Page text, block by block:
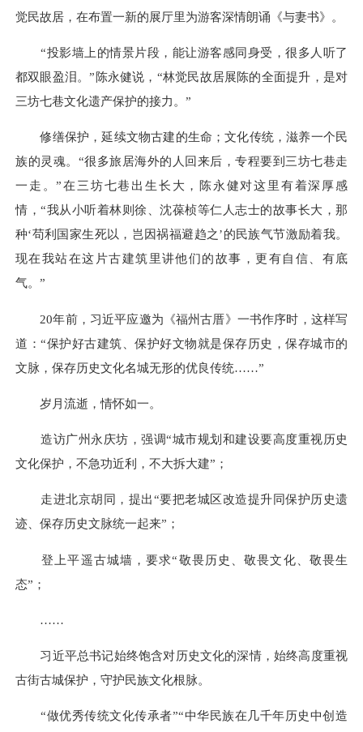
觉民故居，在布置一新的展厅里为游客深情朗诵《与妻书》。
“投影墙上的情景片段，能让游客感同身受，很多人听了
都双眼盈泪。”陈永健说，“林觉民故居展陈的全面提升，是对
三坊七巷文化遗产保护的接力。”
修缮保护，延续文物古建的生命；文化传统，滋养一个民
族的灵魂。“很多旅居海外的人回来后，专程要到三坊七巷走
一走。”在三坊七巷出生长大，陈永健对这里有着深厚感
情，“我从小听着林则徐、沈葆桢等仁人志士的故事长大，那
种‘苟利国家生死以，岂因祸福避趋之’的民族气节激励着我。
现在我站在这片古建筑里讲他们的故事，更有自信、有底
气。”
20年前，习近平应邀为《福州古厝》一书作序时，这样写
道：“保护好古建筑、保护好文物就是保存历史，保存城市的
文脉，保存历史文化名城无形的优良传统……”
岁月流逝，情怀如一。
造访广州永庆坊，强调“城市规划和建设要高度重视历史
文化保护，不急功近利，不大拆大建”；
走进北京胡同，提出“要把老城区改造提升同保护历史遗
迹、保存历史文脉统一起来”；
登上平遥古城墙，要求“敬畏历史、敬畏文化、敬畏生
态”；
……
习近平总书记始终饱含对历史文化的深情，始终高度重视
古街古城保护，守护民族文化根脉。
“做优秀传统文化传承者”“中华民族在几千年历史中创造